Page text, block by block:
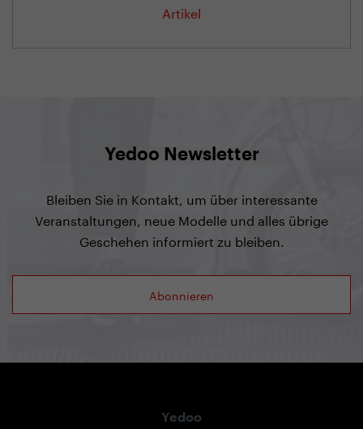
Artikel
Yedoo Newsletter
Bleiben Sie in Kontakt, um über interessante
Veranstaltungen, neue Modelle und alles übrige
Geschehen informiert zu bleiben.
Abonnieren
Yedoo